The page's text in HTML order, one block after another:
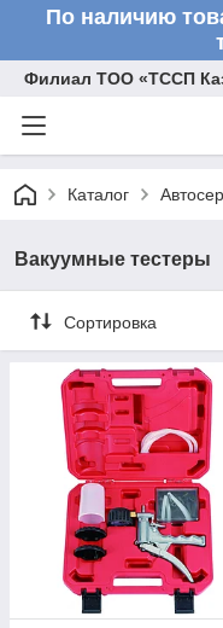
По наличию
Филиал ТОО «ТССП
Каталог
Вакуумные тестеры
Сортировка